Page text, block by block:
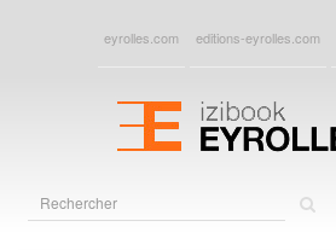
eyrolles.com editions-eyrolles.com